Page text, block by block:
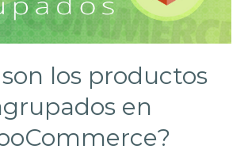
los productos
en